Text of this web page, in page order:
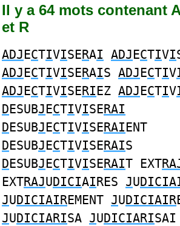
Il y a 64 mots contenant
et R
ADJECTIVISERAI ADJECTIVI
ADJECTIVISERAIS ADJECTIV
ADJECTIVISERIEZ ADJECTIV
DESUBJECTIVISERAI
DESUBJECTIVISERAIENT
DESUBJECTIVISERAIS
DESUBJECTIVISERAIT EXT
EXTRAJUDICIAIRES JU
JUDICIAIREMENT JUDICIAIR
JUDICIARISA JUDICIARISAI